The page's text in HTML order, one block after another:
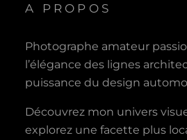
A PROPOS
Photographe amateur
l’élégance des lignes
puissance du design
Découvrez mon univers
explorez une facette plus